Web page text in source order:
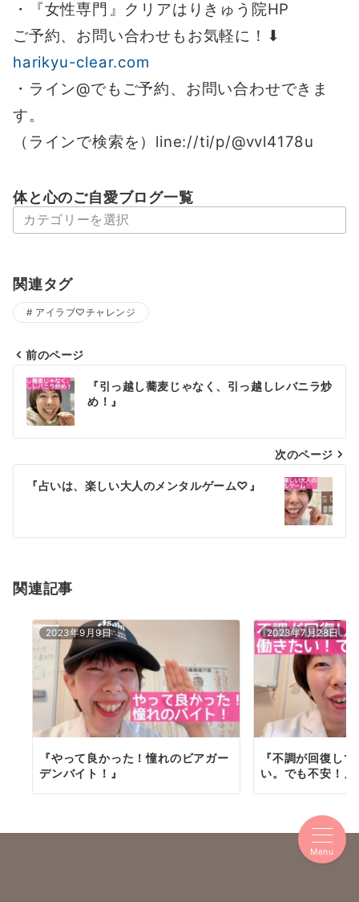
・『女性専門』クリアはりきゅう院HP
ご予約、お問い合わせもお気軽に！⬇︎
harikyu-clear.com
・ライン@でもご予約、お問い合わせできま
す。
（ラインで検索を）line://ti/p/@vvl4178u
体と心のご自愛ブログ一覧
体
と
の
ご
自
ブ
覧
関連タグ
アイラブ♡チャレンジ
投
稿
ナ
ビ
シ
ン
前のページ
『引っ越し蕎麦じゃなく、引っ越しレバニラ炒
め！』
次のページ
『占いは、楽しい大人のメンタルゲーム♡』
関連記事
2023年9月9日
『やって良かった！憧れのビアガー
デンバイト！』
2023年7月28日
『不調が回復し
い。でも不安！』
Menu